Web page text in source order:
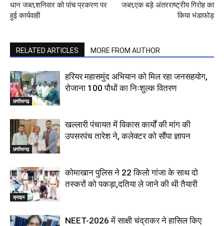
धान जब्त,शनिवार को पांच प्रकरण पर
हुई कार्यवाही
जब्त,एक बड़े अंतरराष्ट्रीय गिरोह का
किया भंडाफोड़
RELATED ARTICLES MORE FROM AUTHOR
छत्तीसगढ़
हरियर महासमुंद अभियान को मिल रहा जनसहयोग,
रोजाना 100 पौधों का निःशुल्क वितरण
छत्तीसगढ़
खल्लारी पंचायत में विकास कार्यों की मांग की
उपसरपंच तारेश ने, कलेक्टर को सौंपा ज्ञापन
क्राइम
कोमाखान पुलिस ने 22 किलो गांजा के साथ दो
तस्करों को पकड़ा,दतिया ले जाने की थी तैयारी
NEET-2026 में साक्षी चंद्राकर ने हासिल किए